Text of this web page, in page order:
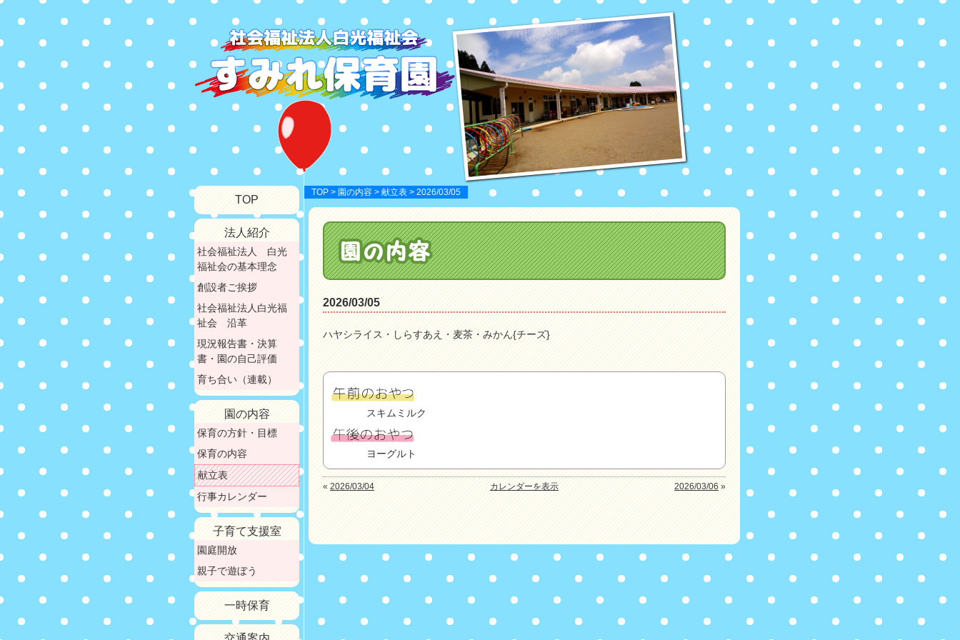
TOP > 園の内容 > 献立表 > 2026/03/05
2026/03/05
ハヤシライス・しらすあえ・麦茶・みかん{チーズ}
スキムミルク
ヨーグルト
«2026/03/04 カレンダーを表示 2026/03/06»
TOP
法人紹介
社会福祉法人 白光
福祉会の基本理念
創設者ご挨拶
社会福祉法人白光福
祉会 沿革
現況報告書・決算
書・園の自己評価
育ち合い（連載）
園の内容
保育の方針・目標
保育の内容
献立表
行事カレンダー
子育て支援室
園庭開放
親子で遊ぼう
一時保育